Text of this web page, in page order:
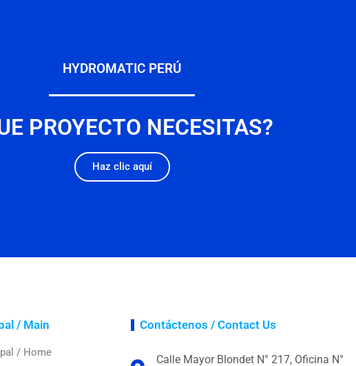
HYDROMATIC PERÚ
PROYECTO NECESITAS?
Haz clic aquí
/ Main
/ Home
Contáctenos / Contact Us
Calle Mayor Blondet N° 217, Oficina N°